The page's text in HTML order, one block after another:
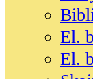
El.
El.